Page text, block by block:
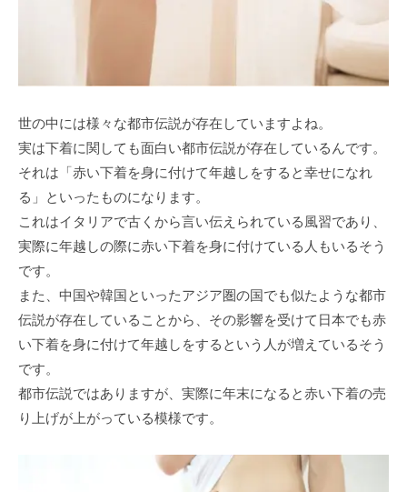
世の中には様々な都市伝説が存在していますよね。
実は下着に関しても面白い都市伝説が存在しているんです。
それは「赤い下着を身に付けて年越しをすると幸せになれ
る」といったものになります。
これはイタリアで古くから言い伝えられている風習であり、
実際に年越しの際に赤い下着を身に付けている人もいるそう
です。
また、中国や韓国といったアジア圏の国でも似たような都市
伝説が存在していることから、その影響を受けて日本でも赤
い下着を身に付けて年越しをするという人が増えているそう
です。
都市伝説ではありますが、実際に年末になると赤い下着の売
り上げが上がっている模様です。